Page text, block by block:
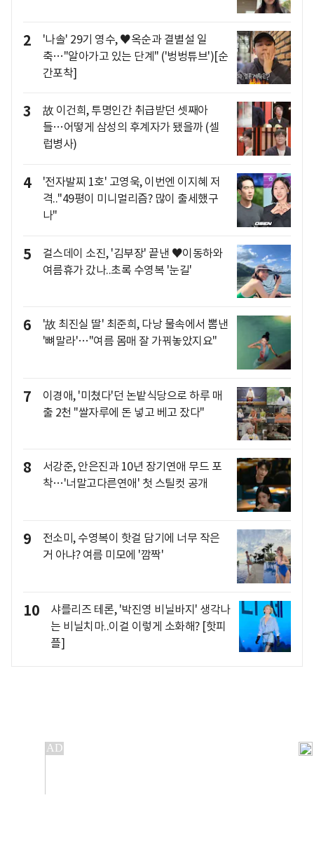
2
'나솔' 29기 영수, ♥옥순과 결별설 일
축…"알아가고 있는 단계" ('벙벙튜브')[순
간포착]
3
故 이건희, 투명인간 취급받던 셋째아
들…어떻게 삼성의 후계자가 됐을까 (셀
럽병사)
4
'전자발찌 1호' 고영욱, 이번엔 이지혜 저
격.."49평이 미니멀리즘? 많이 출세했구
나"
5
걸스데이 소진, '김부장' 끝낸 ♥이동하와
여름휴가 갔나..초록 수영복 '눈길'
6
'故 최진실 딸' 최준희, 다낭 물속에서 뽐낸
'뼈말라'…"여름 몸매 잘 가꿔놓았지요"
7
이경애, '미쳤다'던 논밭식당으로 하루 매
출 2천 "쌀자루에 돈 넣고 베고 잤다"
8
서강준, 안은진과 10년 장기연애 무드 포
착…'너말고다른연애' 첫 스틸컷 공개
9
전소미, 수영복이 핫걸 담기에 너무 작은
거 아냐? 여름 미모에 '깜짝'
10
샤를리즈 테론, '박진영 비닐바지' 생각나
는 비닐치마..이걸 이렇게 소화해? [핫피
플]